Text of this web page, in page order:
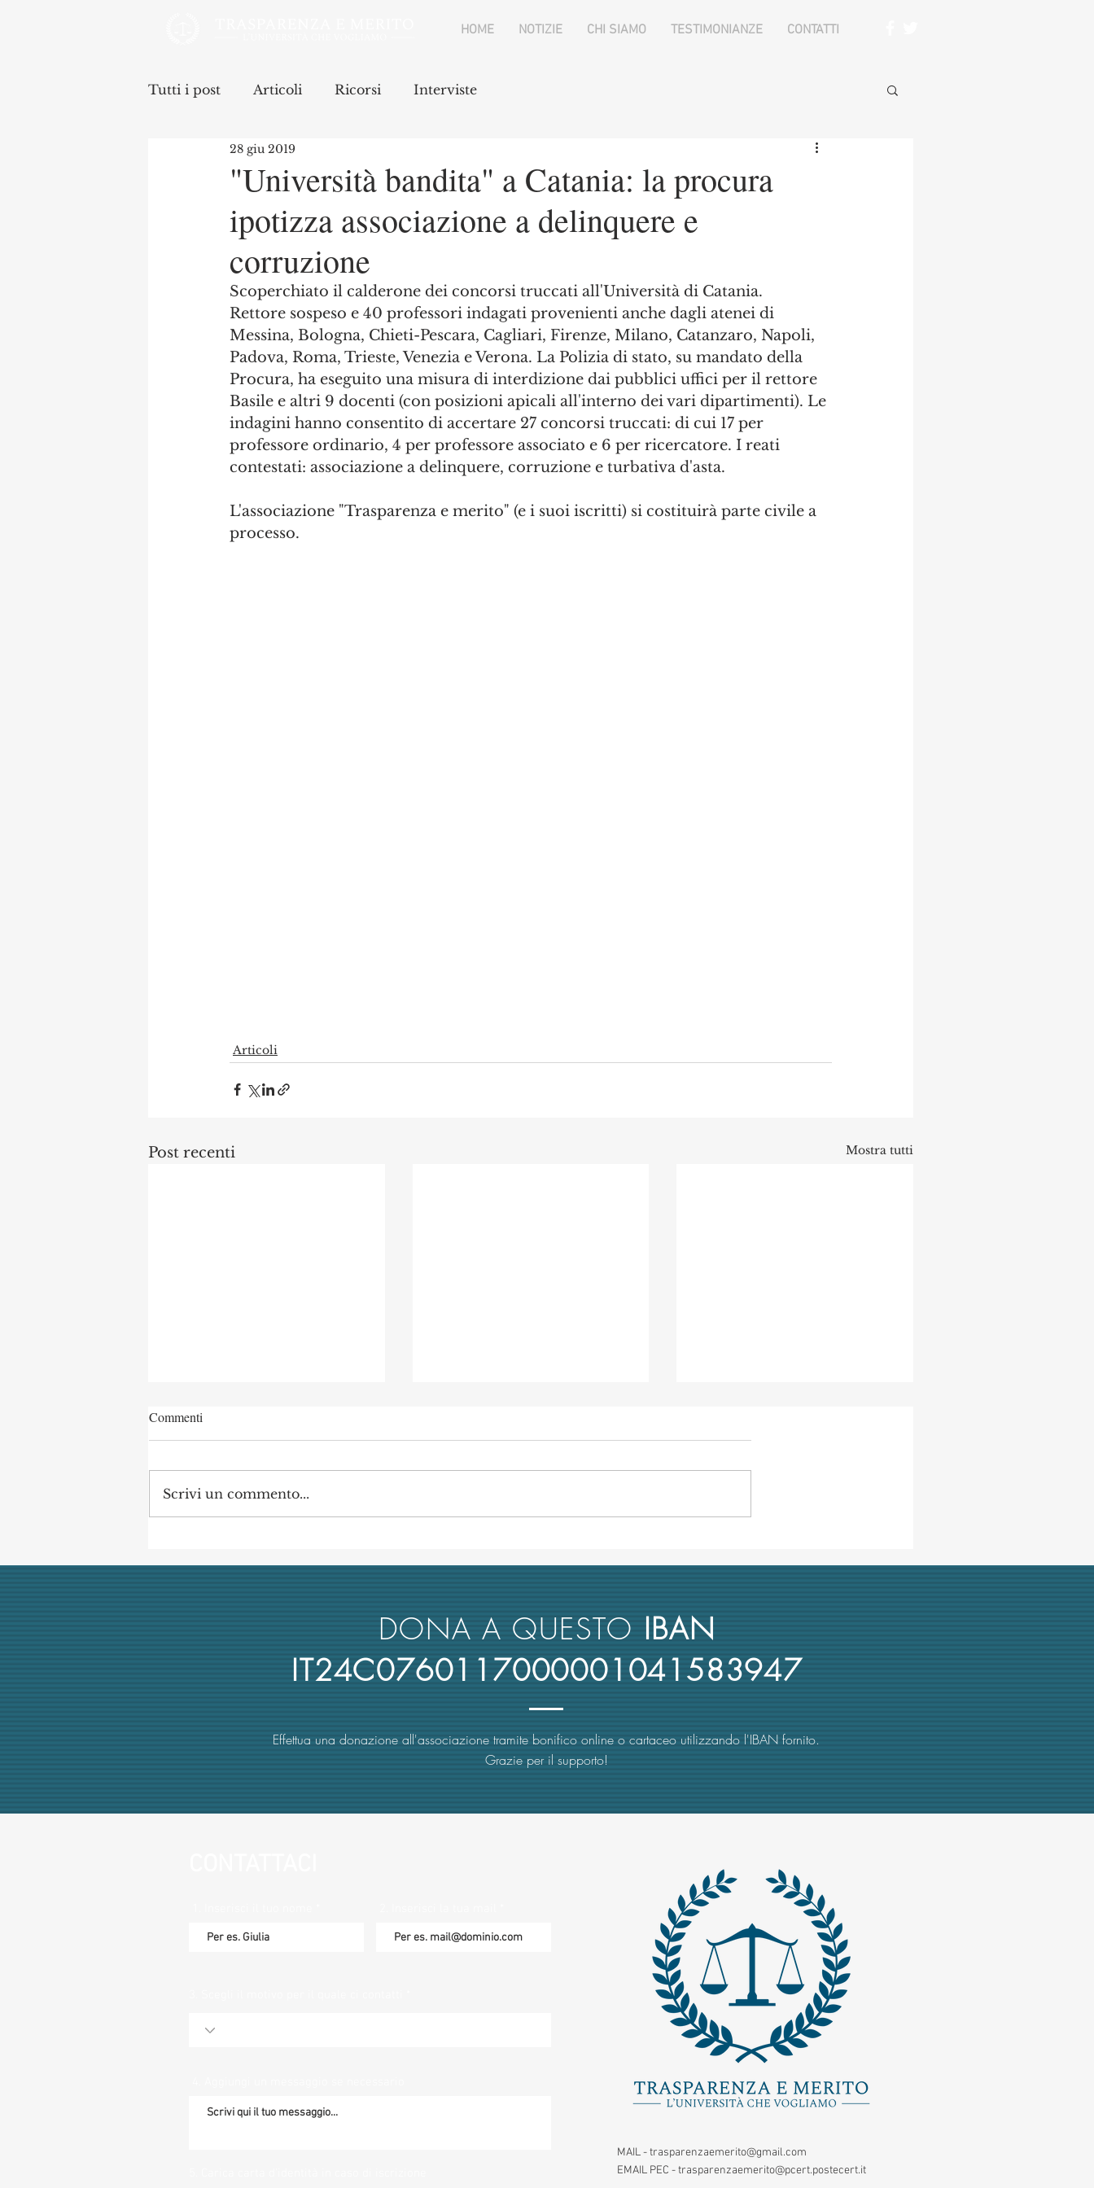
HOME NOTIZIE CHI SIAMO TESTIMONIANZE CONTATTI
Tutti i post Articoli Ricorsi Interviste
"Università bandita" a Catania: la procura
ipotizza associazione a delinquere e
corruzione
28 giu 2019
Scoperchiato il calderone dei concorsi truccati all'Università di Catania.
Rettore sospeso e 40 professori indagati provenienti anche dagli atenei di
Messina, Bologna, Chieti-Pescara, Cagliari, Firenze, Milano, Catanzaro, Napoli,
Padova, Roma, Trieste, Venezia e Verona. La Polizia di stato, su mandato della
Procura, ha eseguito una misura di interdizione dai pubblici uffici per il rettore
Basile e altri 9 docenti (con posizioni apicali all'interno dei vari dipartimenti). Le
indagini hanno consentito di accertare 27 concorsi truccati: di cui 17 per
professore ordinario, 4 per professore associato e 6 per ricercatore. I reati
contestati: associazione a delinquere, corruzione e turbativa d'asta.
L'associazione "Trasparenza e merito" (e i suoi iscritti) si costituirà parte civile a
processo.
Articoli
Post recenti Mostra tutti
Classica a Uni Vanvitelli
conto del merito scientifico nel
rettore UniMe e presidente Crui:
Commenti
Scrivi un commento...
DONA A QUESTO IBAN
IT24C0760117000001041583947
Effettua una donazione all'associazione tramite bonifico online o cartaceo utilizzando l'IBAN fornito.
Grazie per il supporto!
MAIL -trasparenzaemerito@gmail.com
EMAIL PEC -trasparenzaemerito@pcert.postecert.it